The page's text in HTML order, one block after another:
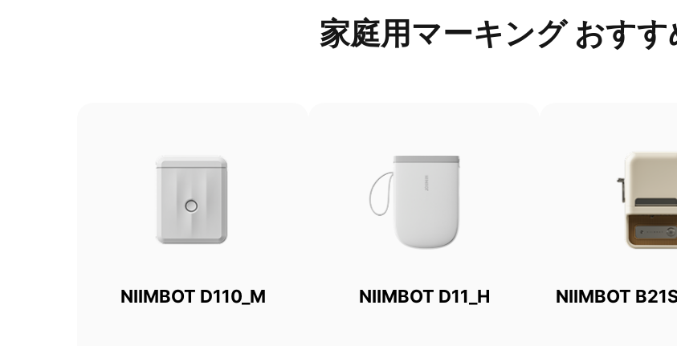
家庭用マーキング おすす
NIIMBOT D110_M NIIMBOT D11_H NIIMBOT